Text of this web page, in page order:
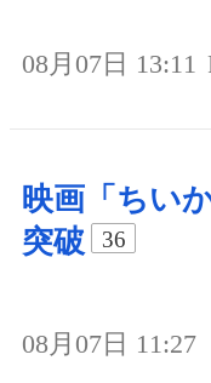
08月07日 13:11
映画「ちい
突破
36
08月07日 11:27